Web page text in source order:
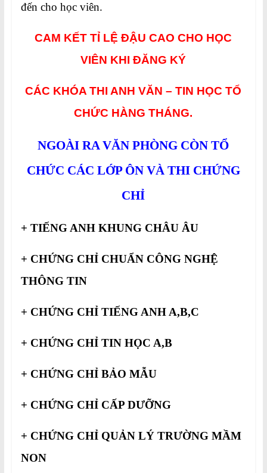
đến cho học viên.
CAM KẾT TỈ LỆ ĐẬU CAO CHO HỌC
VIÊN KHI ĐĂNG KÝ
CÁC KHÓA THI ANH VĂN – TIN HỌC TỔ
CHỨC HÀNG THÁNG.
NGOÀI RA VĂN PHÒNG CÒN TỔ
CHỨC CÁC LỚP ÔN VÀ THI CHỨNG
CHỈ
+ TIẾNG ANH KHUNG CHÂU ÂU
+ CHỨNG CHỈ CHUẨN CÔNG NGHỆ
THÔNG TIN
+ CHỨNG CHỈ TIẾNG ANH A,B,C
+ CHỨNG CHỈ TIN HỌC A,B
+ CHỨNG CHỈ BẢO MẪU
+ CHỨNG CHỈ CẤP DƯỠNG
+ CHỨNG CHỈ QUẢN LÝ TRƯỜNG MẦM
NON